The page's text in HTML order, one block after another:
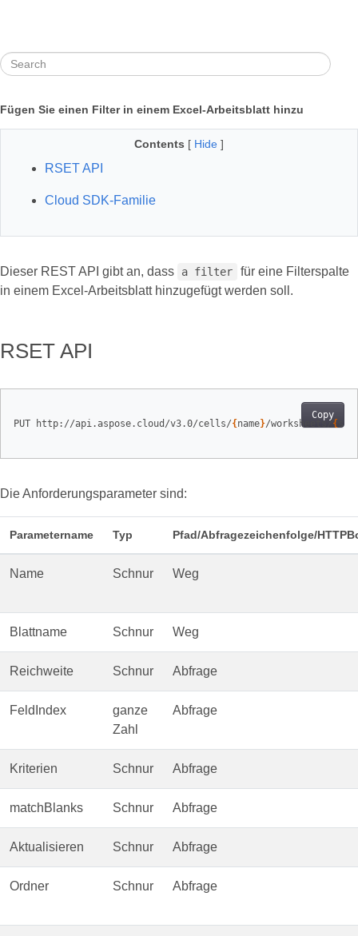
Fügen Sie einen Filter in einem Excel-Arbeitsblatt hinzu
Contents [ Hide ]
RSET API
Cloud SDK-Familie
Dieser REST API gibt an, dass a filter
für eine Filterspalte
in einem Excel-Arbeitsblatt hinzugefügt werden soll.
RSET API
Copy
PUT http://api.aspose.cloud/v3.0/cells/{ name}/worksheets/ {
Die Anforderungsparameter sind:
Parametername Typ Pfad/Abfragezeichenfolge/
Name Schnur Weg
Blattname Schnur Weg
Reichweite Schnur Abfrage
FeldIndex
ganze
Zahl
Abfrage
Kriterien Schnur Abfrage
matchBlanks Schnur Abfrage
Aktualisieren Schnur Abfrage
Ordner Schnur Abfrage